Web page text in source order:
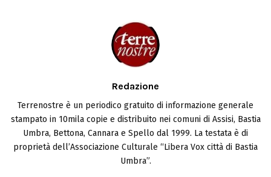
Redazione
Terrenostre è un periodico gratuito di informazione generale
stampato in 10mila copie e distribuito nei comuni di Assisi, Bastia
Umbra, Bettona, Cannara e Spello dal 1999. La testata è di
proprietà dell’Associazione Culturale “Libera Vox città di Bastia
Umbra”.